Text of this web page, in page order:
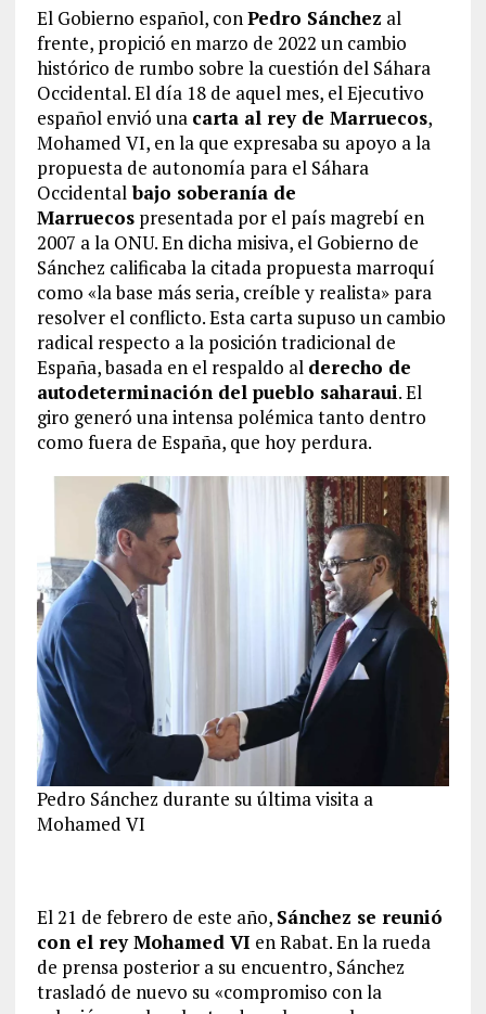
El Gobierno español, conPedro Sánchez al
frente, propició en marzo de 2022 un cambio
histórico de rumbo sobre la cuestión del Sáhara
Occidental. El día 18 de aquel mes, el Ejecutivo
español envió una carta al rey de Marruecos,
Mohamed VI, en la que expresaba su apoyo a la
propuesta de autonomía para el Sáhara
Occidentalbajo soberanía de
Marruecospresentada por el país magrebí en
2007 a la ONU. En dicha misiva, el Gobierno de
Sánchez calificaba la citada propuesta marroquí
como «la base más seria, creíble y realista» para
resolver el conflicto. Esta carta supuso un cambio
radical respecto a la posición tradicional de
España, basada en el respaldo al derecho de
autodeterminación del pueblo saharaui. El
giro generó una intensa polémica tanto dentro
como fuera de España, que hoy perdura.
Pedro Sánchez durante su última visita a
Mohamed VI
El 21 de febrero de este año, Sánchez se reunió
con el rey Mohamed VI en Rabat. En la rueda
de prensa posterior a su encuentro, Sánchez
trasladó de nuevo su «compromiso con la